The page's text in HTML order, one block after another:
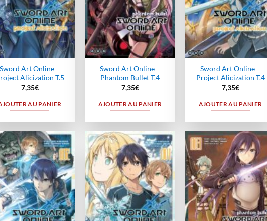
Sword Art Online –
Alicization T.5
7,35€
AU PANIER
Sword Art Online –
Phantom Bullet T.4
7,35€
AJOUTER AU PANIER
Sword Art Online –
Project Alicization T.4
7,35€
AJOUTER AU PANIER
Ajouter
à la
wishlist
Ajouter
à la
wishlist
à la